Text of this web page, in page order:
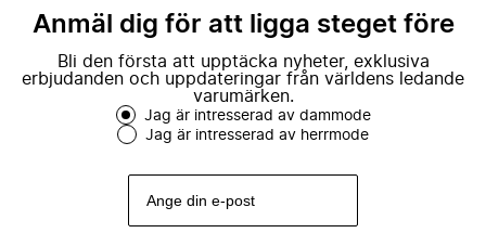
Anmäl dig för att ligga steget före
Bli den första att upptäcka nyheter, exklusiva
erbjudanden och uppdateringar från världens ledande
varumärken.
Jag är intresserad av dammode
Jag är intresserad av herrmode